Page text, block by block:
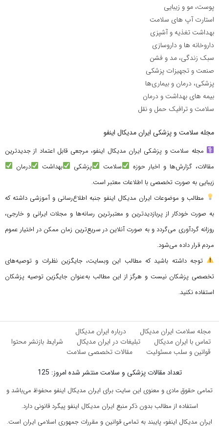
پوست، مو و زیبایی
استارت آپ های سلامت
بهداشت تغذیه و آشپزی
داروخانه ها و داروسازی
سبک زندگی، مد و فشن
صنعت و تجهیزات پزشکی
پزشکی، درمان و بیماری‌ها
بیمه های بهداشت و درمان
سلامت و ترافیک حمل و نقل
مجله سلامت و پزشکی ایران مدیکال اینفو
مجله سلامت و پزشکی ایران مدیکال اینفو، مرجعی قابل اعتماد از جدیدترین
مقالات، گزارش‌ها و اخبار حوزه
سلامت پزشکی بهداشت
درمان
زیبایی به صورت تخصصی با اطلاعات معتبر است.
مطالب و موضوعات ایران مدیکال اینفو جنبه اطلاع‌رسانی و آموزشی داشته که
به صورت خودکار از پربازدیدترین و معتبرترین رسانه‌ها و مجلات ایرانی و خارجی،
روزانه گردآوری می‌گردد و به صورت آنلاین در سریع‌ترین زمان ممکن در اختیار عموم
مردم قرار داده می‌شود.
توجه داشته باشید که مطالب این وبسایت، جایگزین نظرات و توصیه‌های
تخصصی پزشکان نیست و هرگز از این مطالب به‌عنوان جایگزین توصیه پزشکان
استفاده نکنید.
مجله سلامت ایران مدیکال
درباره ایران مدیکال
تماس با ایران مدیکال
تبلیغات در ایران مدیکال
شرایط بازنشر محتوا
قوانین و سلب مسئولیت
مقالات تخصصی سلامت
تعداد مقالات پزشکی و سلامت منتشر شده امروز: 125
تمامی حقوق مادی و معنوی این سایت برای ایران مدیکال اینفو محفوظ می‌باشد و
استفاده از مطالب بدون ذکر منبع ایران مدیکال اینفو پیگرد قانونی دارد.
ایران مدیکال اینفو، پایبند به تمامی قوانین و مقررات جمهوری اسلامی ایران است.